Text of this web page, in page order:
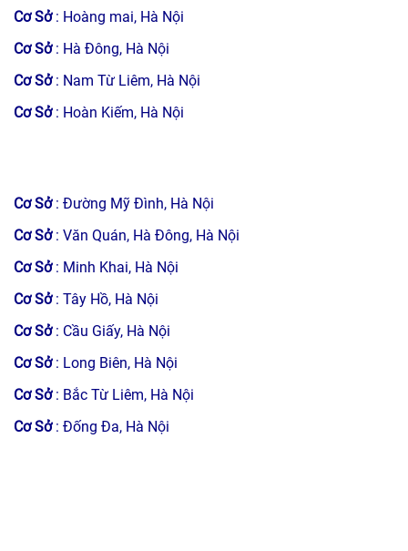
Cơ Sở: Hoàng mai, Hà Nội
Cơ Sở : Hà Đông, Hà Nội
Cơ Sở : Nam Từ Liêm, Hà Nội
Cơ Sở : Hoàn Kiếm, Hà Nội
Cơ Sở : Đường Mỹ Đình, Hà Nội
Cơ Sở : Văn Quán, Hà Đông, Hà Nội
Cơ Sở : Minh Khai, Hà Nội
Cơ Sở : Tây Hồ, Hà Nội
Cơ Sở: Cầu Giấy, Hà Nội
Cơ Sở : Long Biên, Hà Nội
Cơ Sở : Bắc Từ Liêm, Hà Nội
Cơ Sở : Đống Đa, Hà Nội